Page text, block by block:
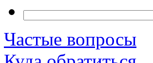
Частые вопросы